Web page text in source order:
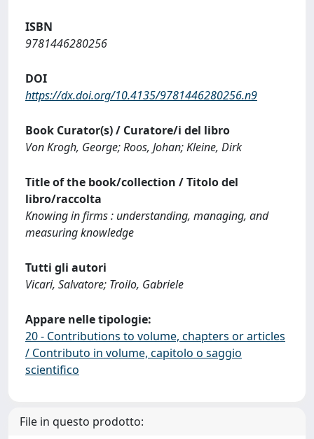
ISBN
9781446280256
DOI
https://dx.doi.org/10.4135/9781446280256.n9
Book Curator(s) / Curatore/i del libro
Von Krogh, George; Roos, Johan; Kleine, Dirk
Title of the book/collection / Titolo del
libro/raccolta
Knowing in firms : understanding, managing, and
measuring knowledge
Tutti gli autori
Vicari, Salvatore; Troilo, Gabriele
Appare nelle tipologie:
20 - Contributions to volume, chapters or articles
/ Contributo in volume, capitolo o saggio
scientifico
File in questo prodotto: